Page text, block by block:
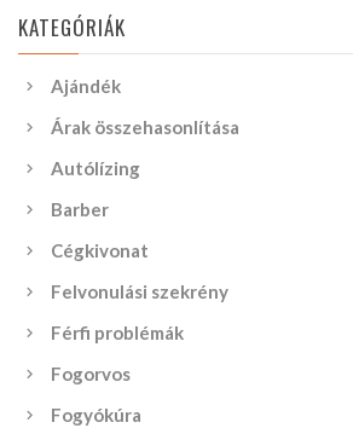
KATEGÓRIÁK
Ajándék
Árak összehasonlítása
Autólízing
Barber
Cégkivonat
Felvonulási szekrény
Férfi problémák
Fogorvos
Fogyókúra